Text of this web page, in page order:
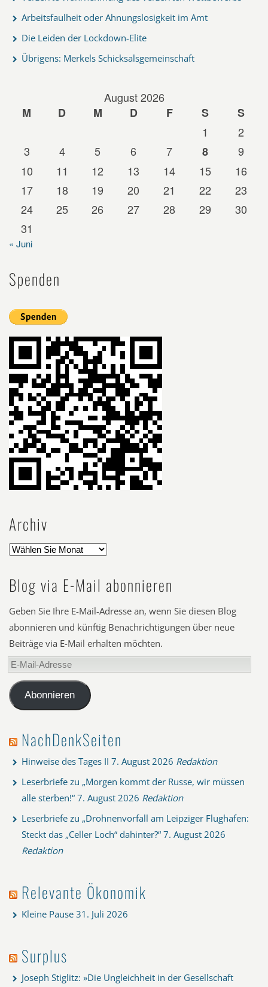
Arbeitsfaulheit oder Ahnungslosigkeit im Amt
Die Leiden der Lockdown-Elite
Übrigens: Merkels Schicksalsgemeinschaft
August 2026
M
D M D F S
S
1
2
3
4 5 6 7 8
9
10
11 12 13 14 15
16
17
18 19 20 21 22
23
24
25 26 27 28 29
30
31
« Juni
Spenden
Archiv
Blog via E-Mail abonnieren
Geben Sie Ihre E-Mail-Adresse an, wenn Sie diesen Blog
abonnieren und künftig Benachrichtigungen über neue
Beiträge via E-Mail erhalten möchten.
E-
Mail-
AdresseAbonnieren
NachDenkSeiten
Hinweise des Tages II 7. August 2026 Redaktion
Leserbriefe zu „Morgen kommt der Russe, wir müssen
alle sterben!“ 7. August 2026 Redaktion
Leserbriefe zu „Drohnenvorfall am Leipziger Flughafen:
Steckt das „Celler Loch“ dahinter?“ 7. August 2026
Redaktion
Relevante Ökonomik
Kleine Pause 31. Juli 2026
Surplus
Joseph Stiglitz: »Die Ungleichheit in der Gesellschaft